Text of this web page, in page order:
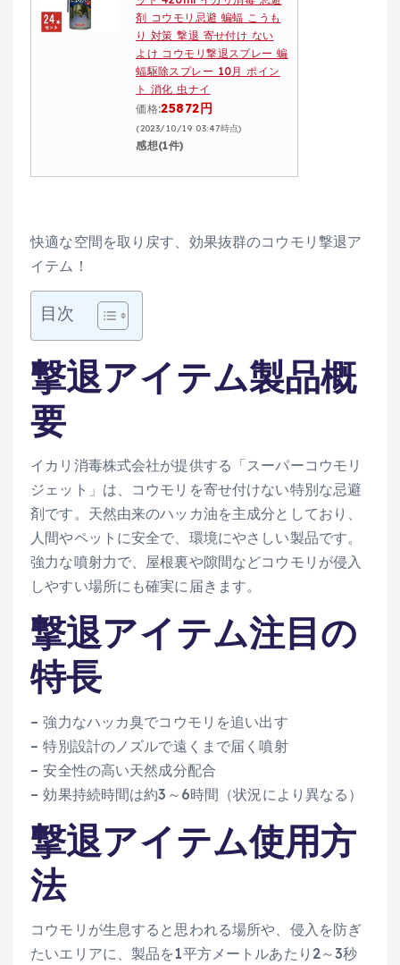
剤 コウモリ忌避 蝙蝠 こうも
り 対策 撃退 寄せ付け ない
よけ コウモリ撃退スプレー 蝙
蝠駆除スプレー 10月 ポイン
ト 消化 虫ナイ
価格:25872円
(2023/10/19 03:47時点)
感想(1件)
快適な空間を取り戻す、効果抜群のコウモリ撃退ア
イテム！
目次
撃退アイテム製品概
要
イカリ消毒株式会社が提供する「スーパーコウモリ
ジェット」は、コウモリを寄せ付けない特別な忌避
剤です。天然由来のハッカ油を主成分としており、
人間やペットに安全で、環境にやさしい製品です。
強力な噴射力で、屋根裏や隙間などコウモリが侵入
しやすい場所にも確実に届きます。
撃退アイテム注目の
特長
– 強力なハッカ臭でコウモリを追い出す
– 特別設計のノズルで遠くまで届く噴射
– 安全性の高い天然成分配合
– 効果持続時間は約3～6時間（状況により異なる）
撃退アイテム使用方
法
コウモリが生息すると思われる場所や、侵入を防ぎ
たいエリアに、製品を1平方メートルあたり2～3秒